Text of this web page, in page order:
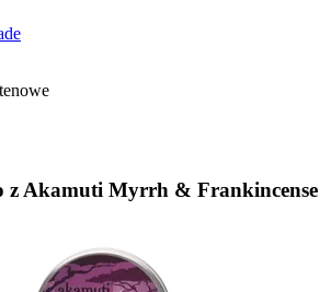
z Akamuti Myrrh & Frankincense